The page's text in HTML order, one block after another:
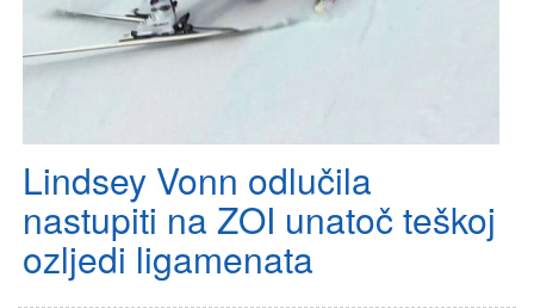
Lindsey Vonn odlučila
nastupiti na ZOI unatoč teškoj
ozljedi ligamenata